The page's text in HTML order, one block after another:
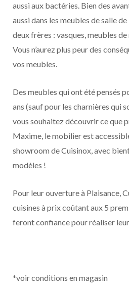
aussi aux bactéries. Bien des
aussi dans les meubles de salle
deux frères : vasques, meubles
Vous n’aurez plus peur des
vos meubles.
Des meubles qui ont été pensés
ans (sauf pour les charnières qui
vous souhaitez découvrir ce que
Maxime, le mobilier est
showroom de Cuisinox, avec
modèles !
Pour leur ouverture à Plaisance,
cuisines à prix coûtant aux 5
feront confiance pour réaliser
*voir conditions en magasin